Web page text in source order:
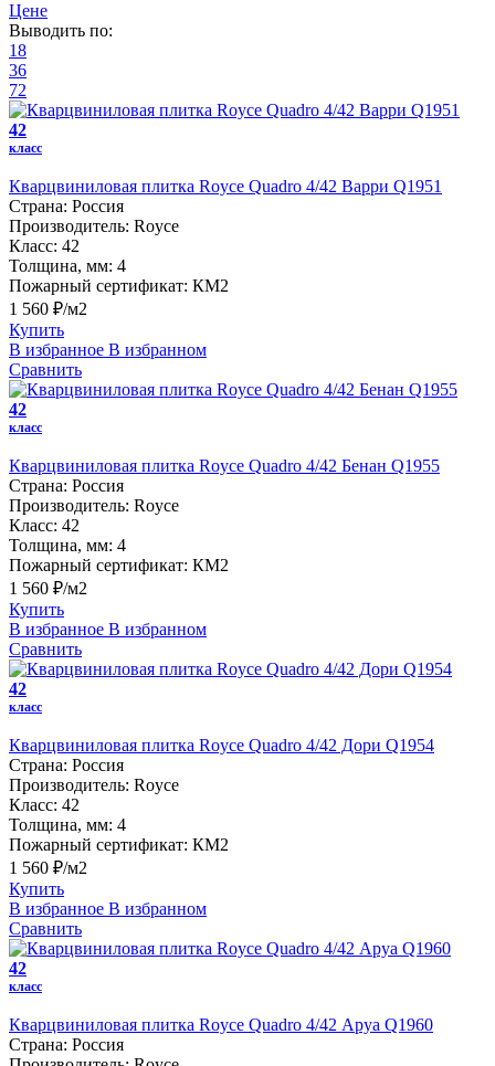
Цене
Выводить по:
18
36
72
42
класс
Кварцвиниловая плитка Royce Quadro 4/42 Варри Q1951
Страна: Россия
Производитель: Royce
Класс: 42
Толщина, мм: 4
Пожарный сертификат: КМ2
1 560 ₽/м2
Купить
В избранное В избранном
Сравнить
42
класс
Кварцвиниловая плитка Royce Quadro 4/42 Бенан Q1955
Страна: Россия
Производитель: Royce
Класс: 42
Толщина, мм: 4
Пожарный сертификат: КМ2
1 560 ₽/м2
Купить
В избранное В избранном
Сравнить
42
класс
Кварцвиниловая плитка Royce Quadro 4/42 Дори Q1954
Страна: Россия
Производитель: Royce
Класс: 42
Толщина, мм: 4
Пожарный сертификат: КМ2
1 560 ₽/м2
Купить
В избранное В избранном
Сравнить
42
класс
Кварцвиниловая плитка Royce Quadro 4/42 Аруа Q1960
Страна: Россия